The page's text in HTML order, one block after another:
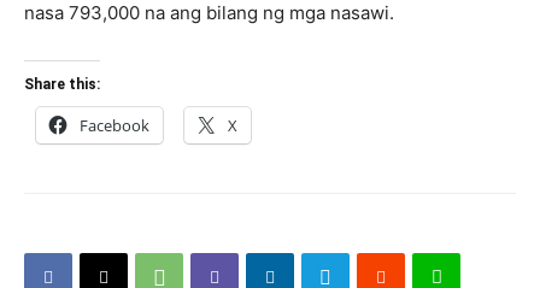
nasa 793,000 na ang bilang ng mga nasawi.
Share this:
Facebook X